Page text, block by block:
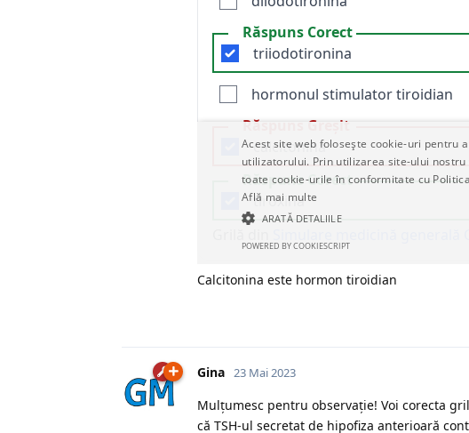
Calcitonina este hormon tiroidian
Gina 23 Mai 2023
Mulțumesc pentru observație! Voi corecta
că TSH-ul secretat de hipofiza anterioară